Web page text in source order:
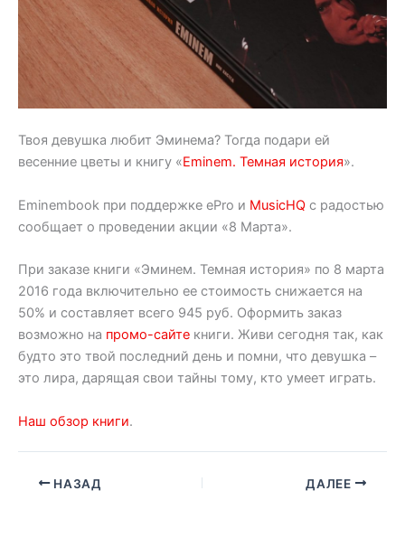
Твоя девушка любит Эминема? Тогда подари ей
весенние цветы и книгу «Eminem. Темная история».
Eminembook при поддержке ePro и MusicHQ с радостью
сообщает о проведении акции «8 Марта».
При заказе книги «Эминем. Темная история» по 8 марта
2016 года включительно ее стоимость снижается на
50% и составляет всего 945 руб. Оформить заказ
возможно на промо-сайте книги. Живи сегодня так, как
будто это твой последний день и помни, что девушка –
это лира, дарящая свои тайны тому, кто умеет играть.
Наш обзор книги.
НАЗАД ДАЛЕЕ